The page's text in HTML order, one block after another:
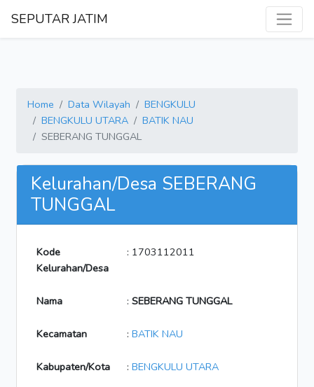
SEPUTAR JATIM
Home Data Wilayah
BENGKULU
BENGKULU UTARA
BATIK NAU
SEBERANG TUNGGAL
Kelurahan/Desa SEBERANG
TUNGGAL
Kode
Kelurahan/Desa
: 1703112011
Nama : SEBERANG TUNGGAL
Kecamatan : BATIK NAU
Kabupaten/Kota : BENGKULU UTARA